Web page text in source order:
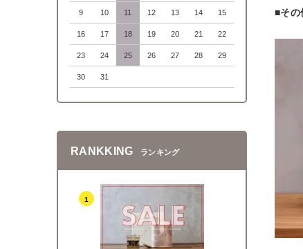
■その
9 10 11 12 13 14 15
16 17 18 19 20 21 22
23 24 25 26 27 28 29
30 31
RANKKING ランキング
1